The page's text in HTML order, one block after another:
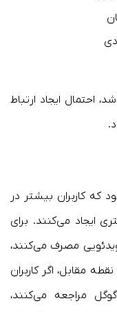
احتمال ایجاد ارتباط
کاربران بیشتر در
ایجاد می‌کنند. برای
مصرف می‌کنند،
مقابل، اگر کاربران
مراجعه می‌کنند،